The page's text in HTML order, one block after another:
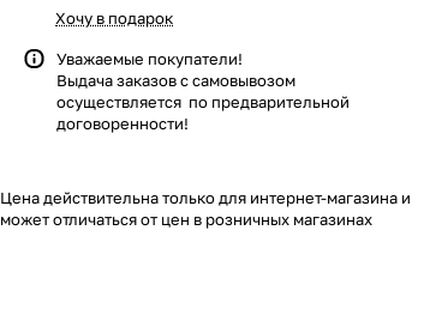
Хочу в подарок
Уважаемые покупатели!
Выдача заказов с самовывозом
осуществляется по предварительной
договоренности!
Цена действительна только для интернет-магазина и
может отличаться от цен в розничных магазинах